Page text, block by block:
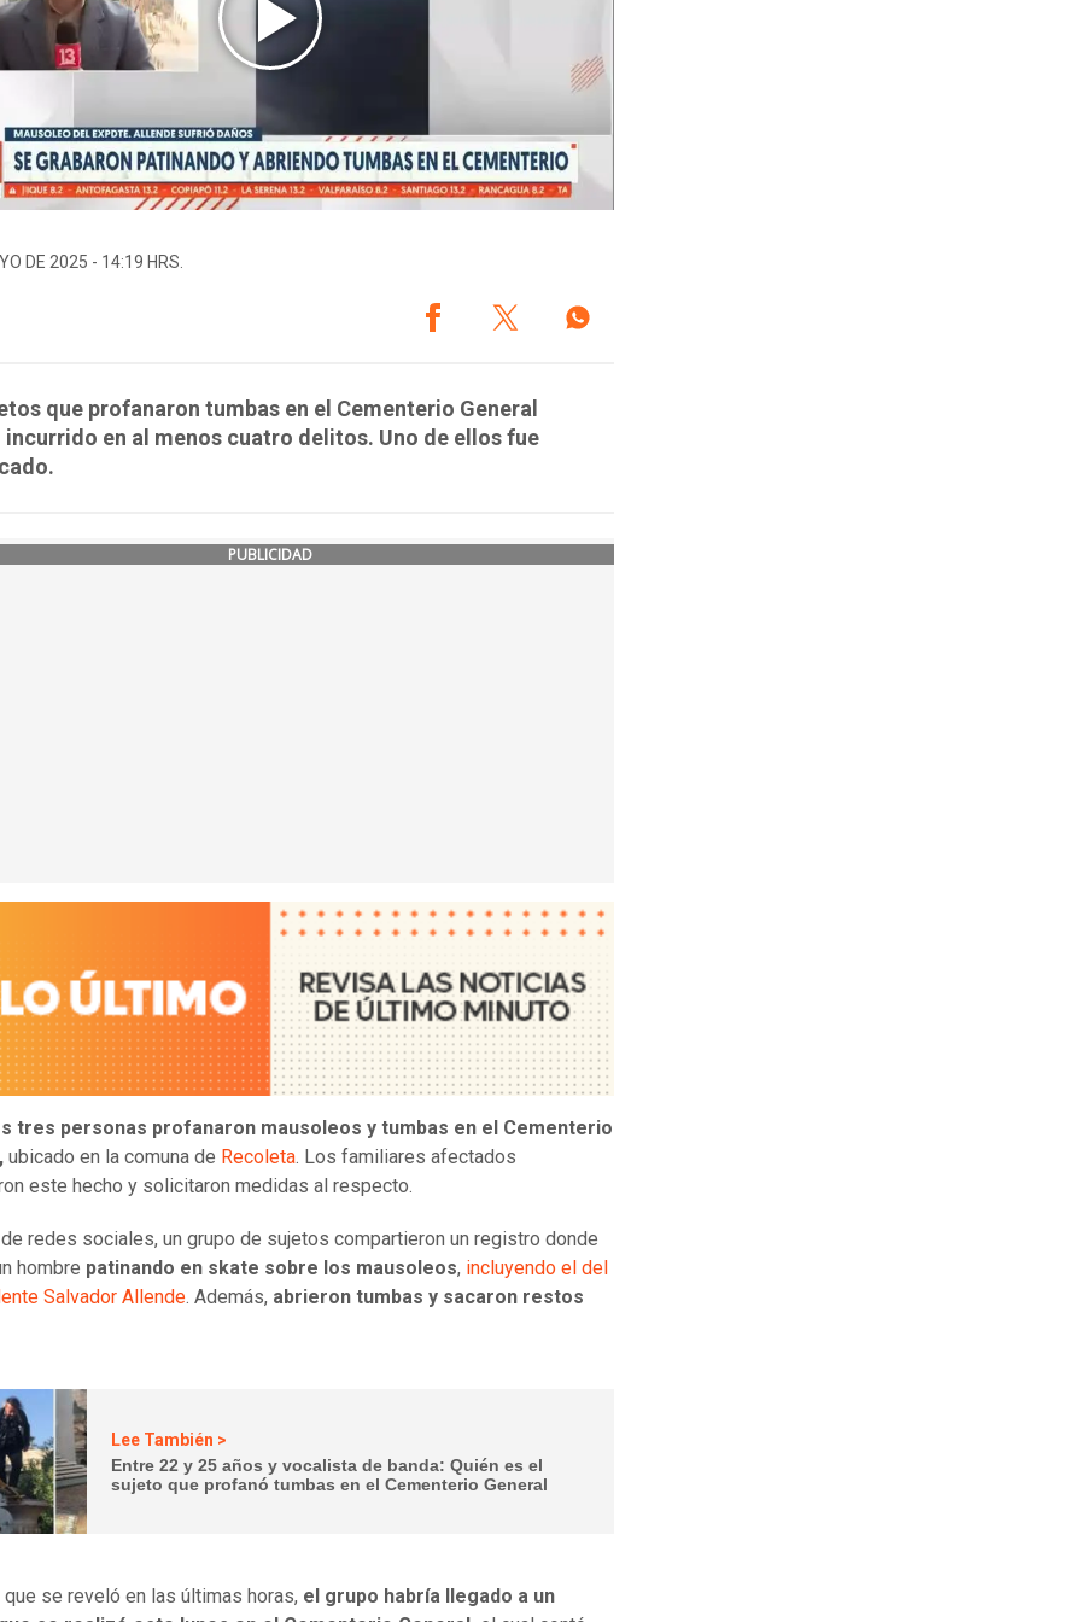
DE 2025 - 14:19 HRS.
que profanaron tumbas en el Cementerio General
incurrido en al menos cuatro delitos. Uno de ellos fue
PUBLICIDAD
tres personas profanaron mausoleos y tumbas en el Cementerio
ubicado en la comuna de Recoleta. Los familiares afectados
este hecho y solicitaron medidas al respecto.
redes sociales, un grupo de sujetos compartieron un registro donde
hombre patinando en skate sobre los mausoleos, incluyendo el del
Salvador Allende. Además, abrieron tumbas y sacaron restos
Lee También >
Entre 22 y 25 años y vocalista de banda: Quién es el
sujeto que profanó tumbas en el Cementerio General
que se reveló en las últimas horas, el grupo habría llegado a un